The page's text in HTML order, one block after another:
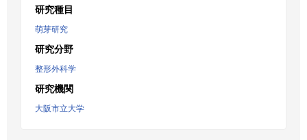
研究種目
萌芽研究
研究分野
整形外科学
研究機関
大阪市立大学